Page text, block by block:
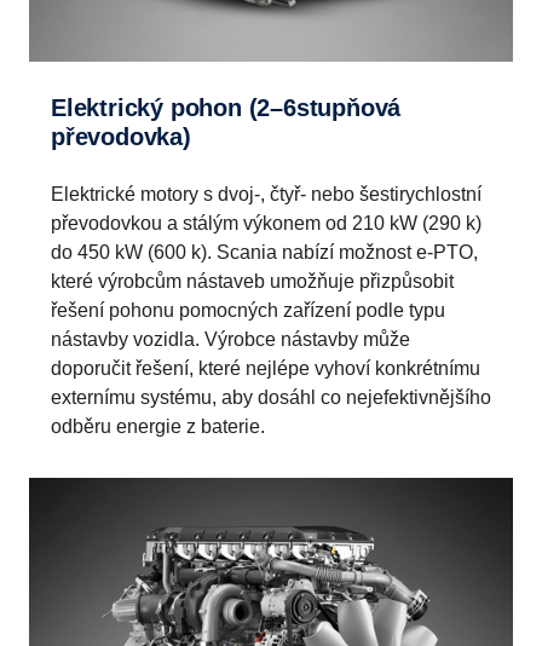
Elektrický pohon (2–6stupňová
převodovka)
Elektrické motory s dvoj-, čtyř- nebo šestirychlostní
převodovkou a stálým výkonem od 210 kW (290 k)
do 450 kW (600 k). Scania nabízí možnost e-PTO,
které výrobcům nástaveb umožňuje přizpůsobit
řešení pohonu pomocných zařízení podle typu
nástavby vozidla. Výrobce nástavby může
doporučit řešení, které nejlépe vyhoví konkrétnímu
externímu systému, aby dosáhl co nejefektivnějšího
odběru energie z baterie.